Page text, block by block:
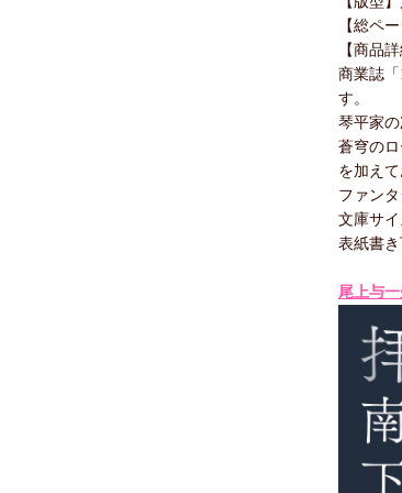
【総ペ
【商品詳
商業誌
す。
琴平家
蒼穹の
を加えて
ファン
文庫サ
表紙書
尾上与